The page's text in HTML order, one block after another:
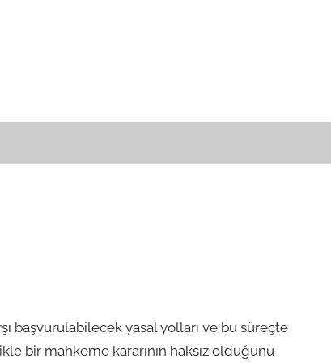
başvurulabilecek yasal yolları ve bu süreçte
bir mahkeme kararının haksız olduğunu